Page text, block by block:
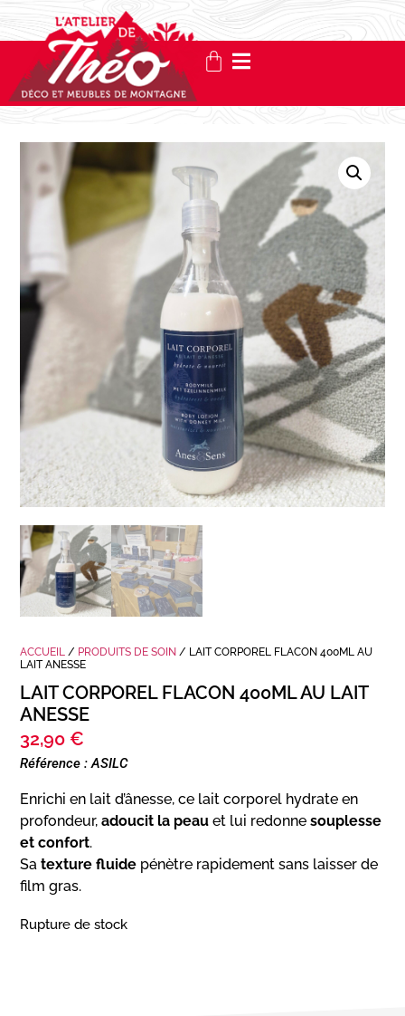
ACCUEIL / PRODUITS DE SOIN / LAIT CORPOREL FLACON 400ML AU
LAIT ANESSE
LAIT CORPOREL FLACON 400ML AU LAIT
ANESSE
32,90 €
Référence : ASILC
Enrichi en lait d’ânesse, ce lait corporel hydrate en
profondeur,adoucit la peau et lui redonnesouplesse
et confort.
Satexture fluide pénètre rapidement sans laisser de
film gras.
Rupture de stock